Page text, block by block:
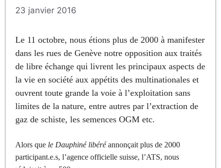
23 janvier 2016
Le 11 octobre, nous étions plus de 2000 à manifester
dans les rues de Genève notre opposition aux traités
de libre échange qui livrent les principaux aspects de
la vie en société aux appétits des multinationales et
ouvrent toute grande la voie à l’exploitation sans
limites de la nature, entre autres par l’extraction de
gaz de schiste, les semences OGM etc.
Alors que le Dauphiné libéréannonçait plus de 2000
participant.e.s, l’agence officielle suisse, l’ATS, nous